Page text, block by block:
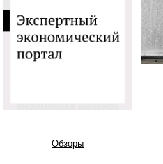
Обзоры